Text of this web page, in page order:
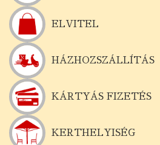
ELVITEL
HÁZHOZSZÁLLÍTÁS
KÁRTYÁS FIZETÉS
KERTHELYISÉG